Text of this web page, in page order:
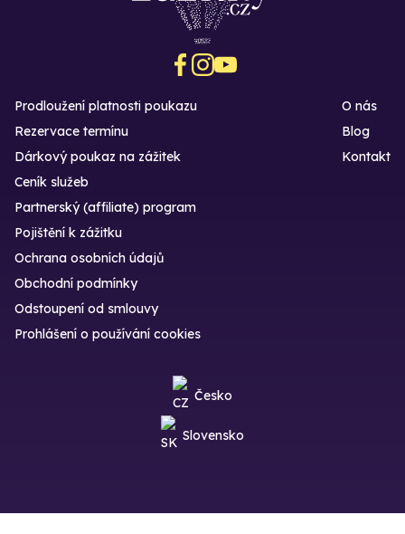
Prodloužení platnosti poukazu
Rezervace termínu
Dárkový poukaz na zážitek
O nás
Blog
Kontakt
Ceník služeb
Partnerský (affiliate) program
Pojištění k zážitku
Ochrana osobních údajů
Obchodní podmínky
Odstoupení od smlouvy
Prohlášení o používání cookies
Česko
Slovensko